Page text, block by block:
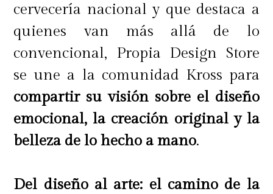
cervecería nacional y que destaca a
quienes van más allá de lo
convencional, Propia Design Store
se une a la comunidad Kross para
compartir su visión sobre el diseño
emocional, la creación original y la
belleza de lo hecho a mano.
Del diseño al arte: el camino de la